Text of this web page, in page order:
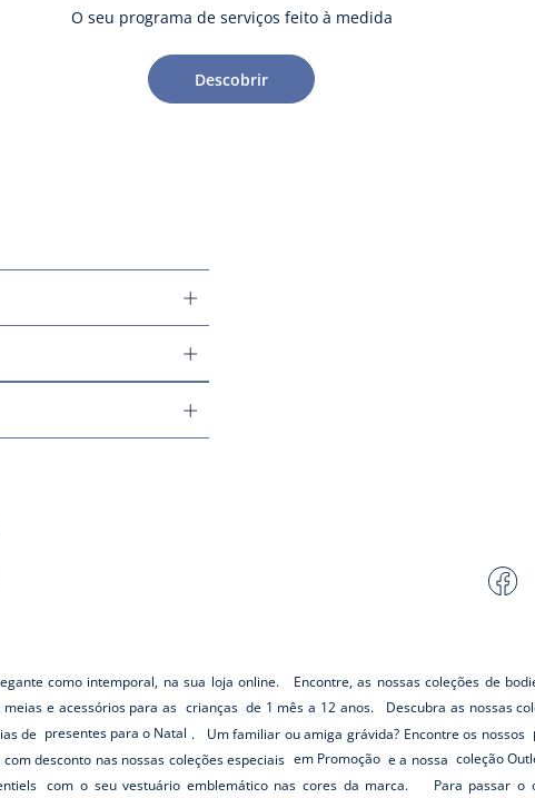
O seu programa de serviços feito à medida
Descobrir
como intemporal, na sua loja online. Encontre, as nossas coleções de
e acessórios para as crianças de 1 mês a 12 anos. Descubra as nossas
de presentes para o Natal . Um familiar ou amiga grávida? Encontre os nossos
desconto nas nossas coleções especiais em Promoção e a nossa coleção
com o seu vestuário emblemático nas cores da marca. Para passar o